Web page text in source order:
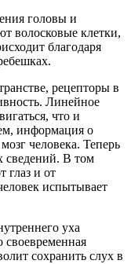
головы и
волосковые клетки,
благодаря
рецепторы в
Линейное
что и
информация о
человека. Теперь
сведений. В том
глаз и от
испытывает
уха
своевременная
сохранить слух в